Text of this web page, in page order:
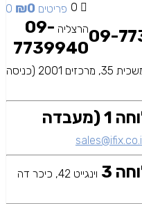
0 0 פריטים ₪0
הרצליה 09-
7739940
משכית 35, מרכזים 2001 (כניסה
09-7739940 שלוחה 1 (מעבדה
sales@ifix.co.il
וינגייט 42, כיכר דה